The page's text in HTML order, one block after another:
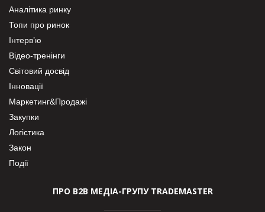
Аналітика ринку
Топи про ринок
Інтерв’ю
Відео-тренінги
Світовий досвід
Інновації
Маркетинг&Продажі
Закупки
Логістика
Закон
Події
ПРО В2В МЕДІА-ГРУПУ TRADEMASTER